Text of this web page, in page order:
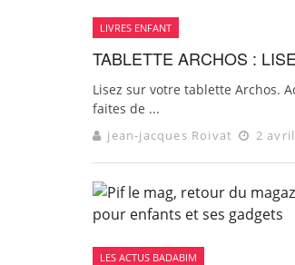
LIVRES ENFANT
TABLETTE ARCHOS :
Lisez sur votre tablette Archos.
faites de ...
jean-jacques Roivat 2
LES ACTUS BADABIM